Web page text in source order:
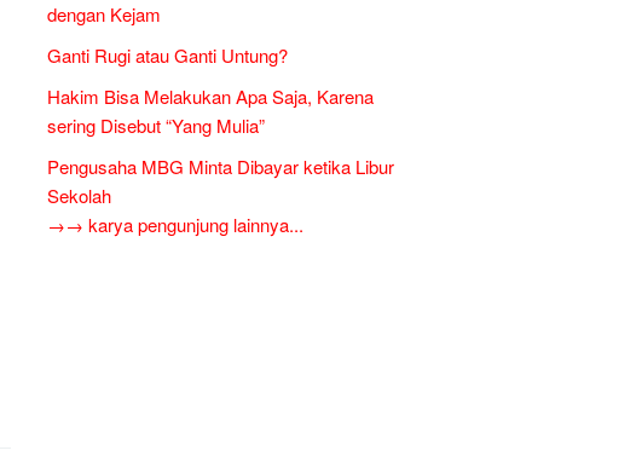
dengan Kejam
Ganti Rugi atau Ganti Untung?
Hakim Bisa Melakukan Apa Saja, Karena
sering Disebut “Yang Mulia”
Pengusaha MBG Minta Dibayar ketika Libur
Sekolah
→→ karya pengunjung lainnya...